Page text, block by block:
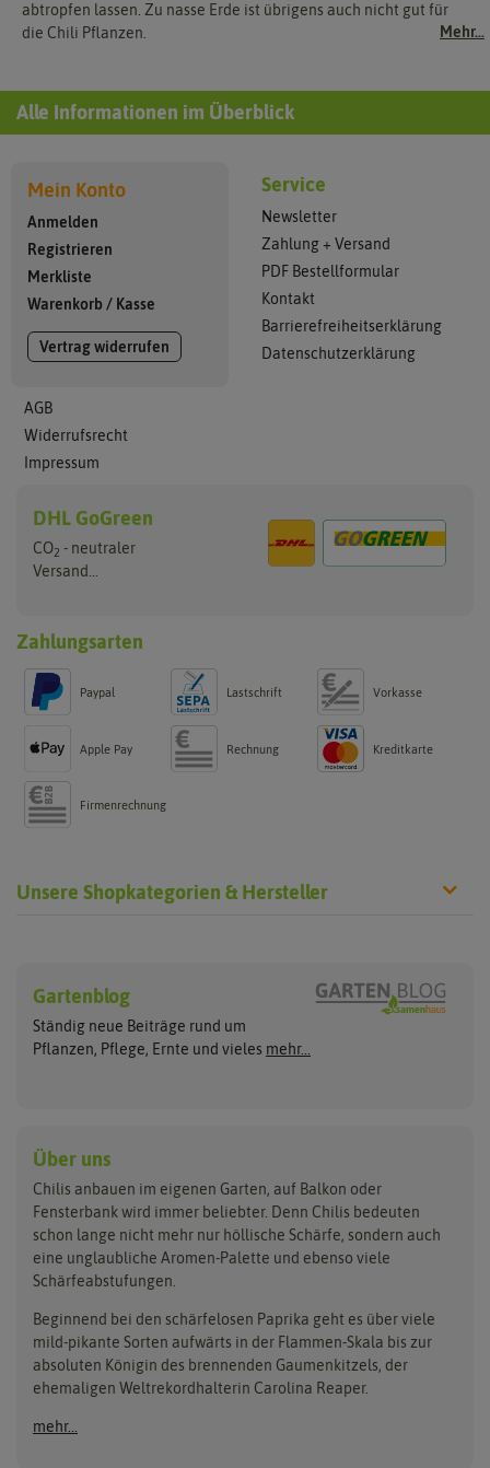
Mehr...
abtropfen lassen. Zu nasse Erde ist übrigens auch nicht gut für
die Chili Pflanzen.
Alle Informationen im Überblick
Mein Konto
Anmelden
Registrieren
Merkliste
Warenkorb/ Kasse
Vertrag widerrufen
AGB
Widerrufsrecht
Impressum
Service
Newsletter
Zahlung + Versand
PDF Bestellformular
Kontakt
Barrierefreiheitserklärung
Datenschutzerklärung
DHL GoGreen
CO2 - neutraler
Versand...
Zahlungsarten
Paypal Lastschrift Vorkasse
Apple Pay Rechnung Kreditkarte
Firmenrechnung
Unsere Shopkategorien & Hersteller
Wilde Sorten
Jalapenosamen
Habanerosamen
Asien Chilipflanzen
Jalapenopflanzen
Anzucht, Kultivierung
& Ernte
Pikieren
Umtopfen
Auspflanzen
Überwintern
Arche Noah
ASB Greenworld
Buzzy Seeds
Carl Pabst
COMPO
Culinaris - Saatgut für
De Bolster Bio-Samen
Gusta Garden
Jiffy
Ladbrooke Soil Blockers
Lehmann Natur
Saflax
Samen Maier
Gartenblog
Ständig neue Beiträge rund um
Pflanzen, Pflege, Ernte und vieles mehr...
Über uns
Chilis anbauen im eigenen Garten, auf Balkon oder
Fensterbank wird immer beliebter. Denn Chilis bedeuten
schon lange nicht mehr nur höllische Schärfe, sondern auch
eine unglaubliche Aromen-Palette und ebenso viele
Schärfeabstufungen.
Beginnend bei den schärfelosen Paprika geht es über viele
mild-pikante Sorten aufwärts in der Flammen-Skala bis zur
absoluten Königin des brennenden Gaumenkitzels, der
ehemaligen Weltrekordhalterin Carolina Reaper.
mehr...